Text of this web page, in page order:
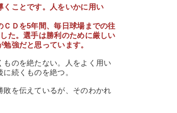
ことです。人をいかに用い
Ｄを5年間、毎日球場までの往
た。選手は勝利のために厳しい
強だと思っています。
のを絶たない。人をよく用い
続くものを絶つ。
を伝えているが、そのわかれ